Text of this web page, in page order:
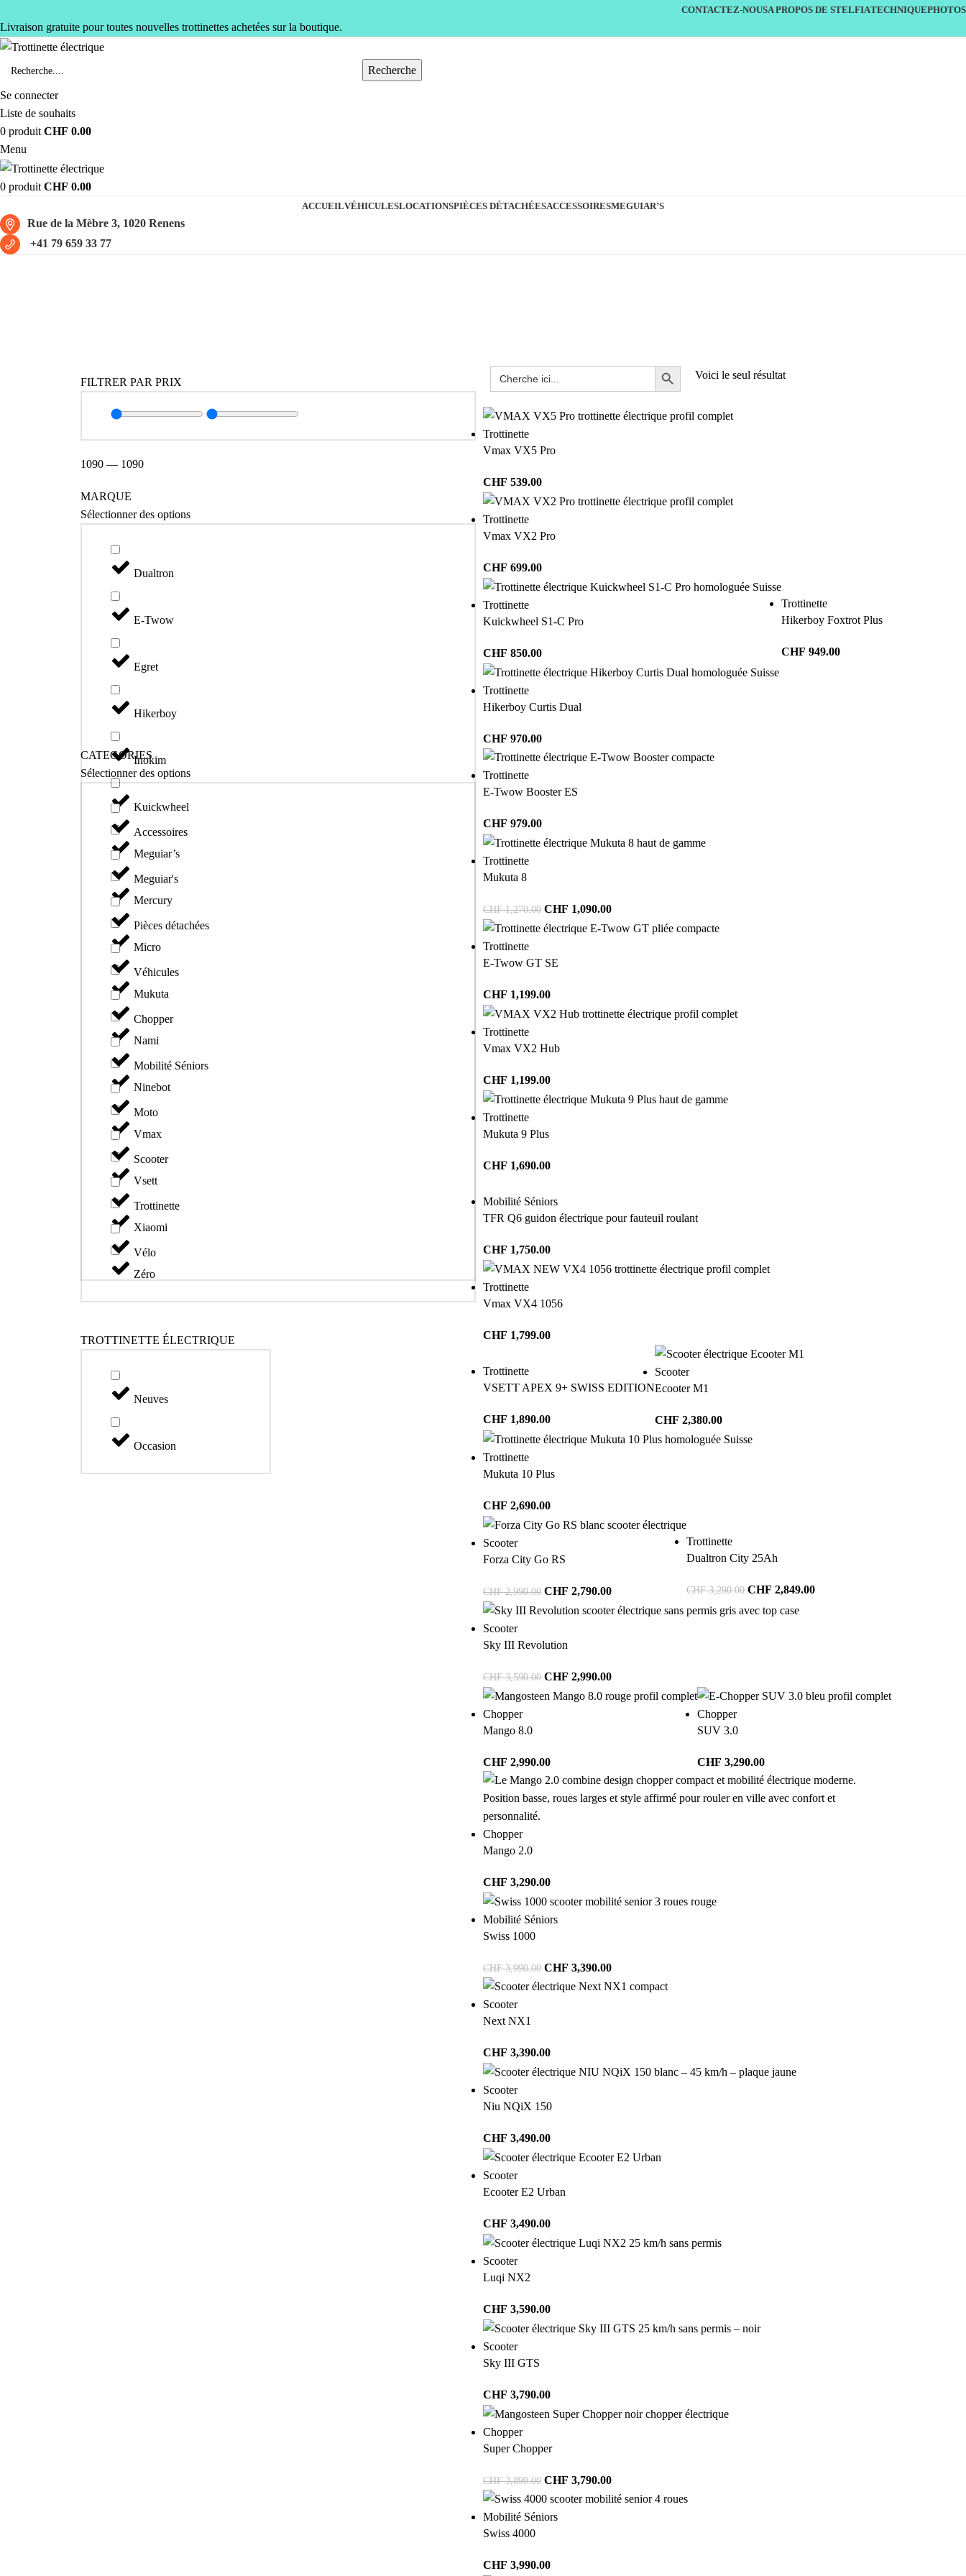
CONTACTEZ-NOUSA PROPOS DE STELFIATECHNIQUEPHOTOS
Livraison gratuite pour toutes nouvelles trottinettes achetées sur la boutique.
Recherche
Se connecter
Liste de souhaits
0 produit CHF 0.00
Menu
0 produit CHF 0.00
ACCUEILVÉHICULESLOCATIONSPIÈCES DÉTACHÉESACCESSOIRESMEGUIAR’S
Rue de la Mèbre 3, 1020 Renens
+41 79 659 33 77
FILTRER PAR PRIX
1090 — 1090
MARQUE
Sélectionner des options
Dualtron
E-Twow
Egret
Hikerboy
Inokim
Kuickwheel
Meguiar’s
Mercury
Micro
Mukuta
Nami
Ninebot
Vmax
Vsett
Xiaomi
Zéro
CATEGORIES
Sélectionner des options
Accessoires
Meguiar's
Pièces détachées
Véhicules
Chopper
Mobilité Séniors
Moto
Scooter
Trottinette
Vélo
TROTTINETTE ÉLECTRIQUE
Neuves
Occasion
Voici le seul résultat
Trottinette
Vmax VX5 Pro
CHF 539.00
Trottinette
Vmax VX2 Pro
CHF 699.00
Trottinette
Kuickwheel S1-C Pro
CHF 850.00
Trottinette
Hikerboy Foxtrot Plus
CHF 949.00
Trottinette
Hikerboy Curtis Dual
CHF 970.00
Trottinette
E-Twow Booster ES
CHF 979.00
Trottinette
Mukuta 8
CHF1,270.00 CHF 1,090.00
Trottinette
E-Twow GT SE
CHF 1,199.00
Trottinette
Vmax VX2 Hub
CHF 1,199.00
Trottinette
Mukuta 9 Plus
CHF 1,690.00
Mobilité Séniors
TFR Q6 guidon électrique pour fauteuil roulant
CHF 1,750.00
Trottinette
Vmax VX4 1056
CHF 1,799.00
Trottinette
VSETT APEX 9+ SWISS EDITION
CHF 1,890.00
Scooter
Ecooter M1
CHF 2,380.00
Trottinette
Mukuta 10 Plus
CHF 2,690.00
Scooter
Forza City Go RS
CHF2,990.00 CHF 2,790.00
Trottinette
Dualtron City 25Ah
CHF3,290.00 CHF 2,849.00
Scooter
Sky III Revolution
CHF3,590.00 CHF 2,990.00
Chopper
Mango 8.0
CHF 2,990.00
Chopper
SUV 3.0
CHF 3,290.00
Chopper
Mango 2.0
CHF 3,290.00
Mobilité Séniors
Swiss 1000
CHF3,990.00 CHF 3,390.00
Scooter
Next NX1
CHF 3,390.00
Scooter
Niu NQiX 150
CHF 3,490.00
Scooter
Ecooter E2 Urban
CHF 3,490.00
Scooter
Luqi NX2
CHF 3,590.00
Scooter
Sky III GTS
CHF 3,790.00
Chopper
Super Chopper
CHF3,890.00 CHF 3,790.00
Mobilité Séniors
Swiss 4000
CHF 3,990.00